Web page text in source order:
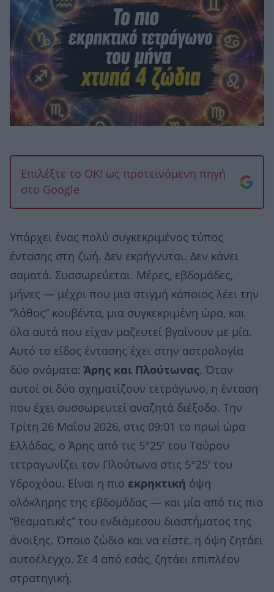
Επιλέξτε το OK! ως προτεινόμενη πηγή
στο Google
Υπάρχει ένας πολύ συγκεκριμένος τύπος
έντασης στη ζωή. Δεν εκρήγνυται. Δεν κάνει
σαματά. Συσσωρεύεται. Μέρες, εβδομάδες,
μήνες — μέχρι που μια στιγμή κάποιος λέει την
“λάθος” κουβέντα, μια συγκεκριμένη ώρα, και
όλα αυτά που είχαν μαζευτεί βγαίνουν με μία.
Αυτό το είδος έντασης έχει στην αστρολογία
δύο ονόματα: Άρης και Πλούτωνας. Όταν
αυτοί οι δύο σχηματίζουν τετράγωνο, η ένταση
που έχει συσσωρευτεί αναζητά διέξοδο. Την
Τρίτη 26 Μαΐου 2026, στις 09:01 το πρωί ώρα
Ελλάδας, ο Άρης από τις 5°25′ του Ταύρου
τετραγωνίζει τον Πλούτωνα στις 5°25′ του
Υδροχόου. Είναι η πιο εκρηκτική όψη
ολόκληρης της εβδομάδας — και μία από τις πιο
“θεαματικές” του ενδιάμεσου διαστήματος της
άνοιξης. Όποιο ζώδιο και να είστε, η όψη ζητάει
αυτοέλεγχο. Σε 4 από εσάς, ζητάει επιπλέον
στρατηγική.